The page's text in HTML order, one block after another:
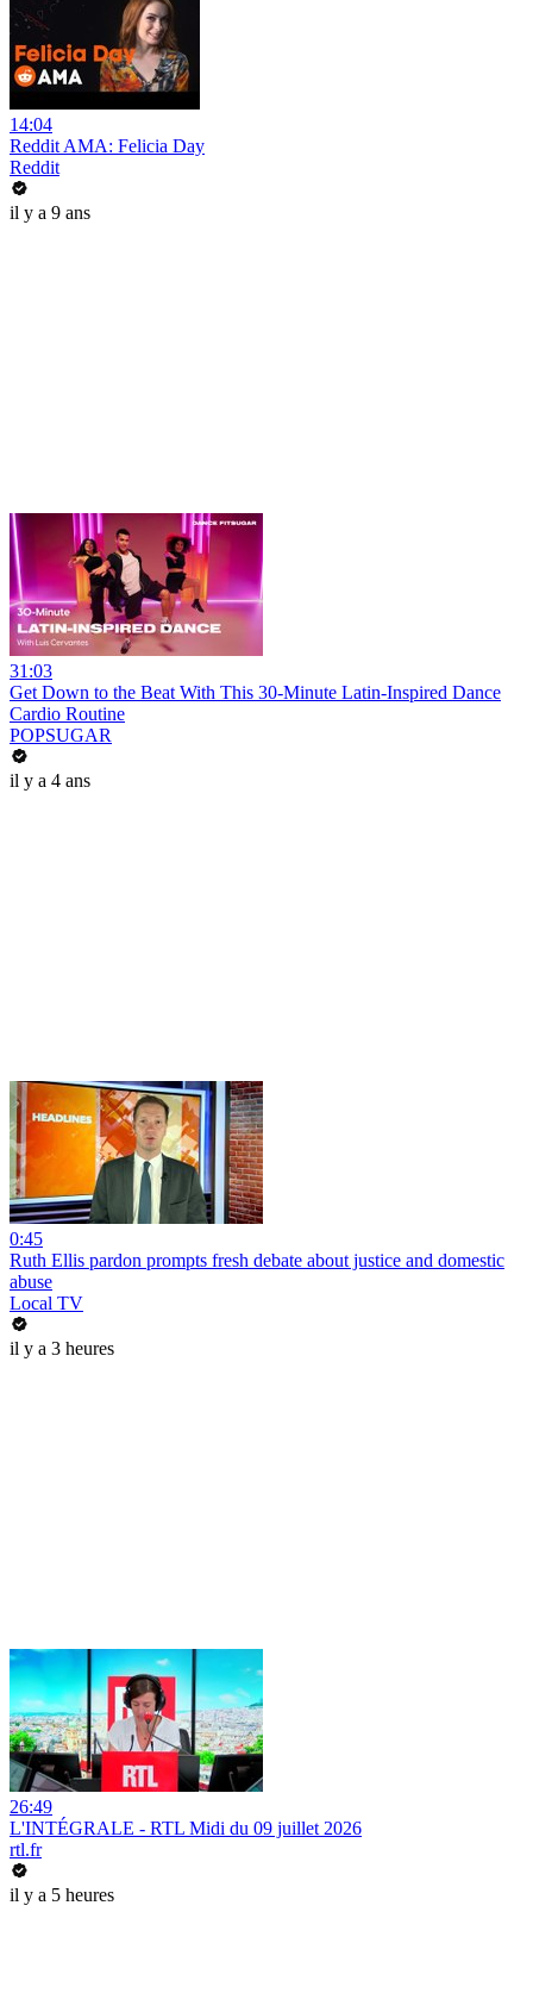
14:04
Reddit AMA: Felicia Day
Reddit
il y a 9 ans
31:03
Get Down to the Beat With This 30-Minute Latin-Inspired Dance
Cardio Routine
POPSUGAR
il y a 4 ans
0:45
Ruth Ellis pardon prompts fresh debate about justice and domestic
abuse
Local TV
il y a 3 heures
26:49
L'INTÉGRALE - RTL Midi du 09 juillet 2026
rtl.fr
il y a 5 heures